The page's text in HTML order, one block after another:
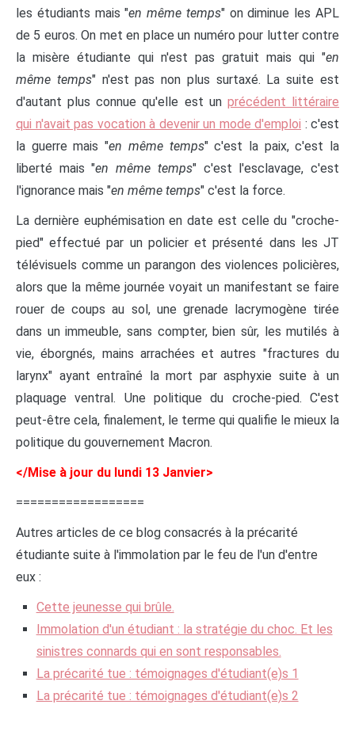
les étudiants mais "en même temps" on diminue les APL
de 5 euros. On met en place un numéro pour lutter contre
la misère étudiante qui n'est pas gratuit mais qui "en
même temps" n'est pas non plus surtaxé. La suite est
d'autant plus connue qu'elle est un précédent littéraire
qui n'avait pas vocation à devenir un mode d'emploi : c'est
la guerre mais "en même temps" c'est la paix, c'est la
liberté mais "en même temps" c'est l'esclavage, c'est
l'ignorance mais "en même temps" c'est la force.
La dernière euphémisation en date est celle du "croche-
pied" effectué par un policier et présenté dans les JT
télévisuels comme un parangon des violences policières,
alors que la même journée voyait un manifestant se faire
rouer de coups au sol, une grenade lacrymogène tirée
dans un immeuble, sans compter, bien sûr, les mutilés à
vie, éborgnés, mains arrachées et autres "fractures du
larynx" ayant entraîné la mort par asphyxie suite à un
plaquage ventral. Une politique du croche-pied. C'est
peut-être cela, finalement, le terme qui qualifie le mieux la
politique du gouvernement Macron.
</Mise à jour du lundi 13 Janvier>
==================
Autres articles de ce blog consacrés à la précarité
étudiante suite à l'immolation par le feu de l'un d'entre
eux :
Cette jeunesse qui brûle.
Immolation d'un étudiant : la stratégie du choc. Et les
sinistres connards qui en sont responsables.
La précarité tue : témoignages d'étudiant(e)s 1
La précarité tue : témoignages d'étudiant(e)s 2